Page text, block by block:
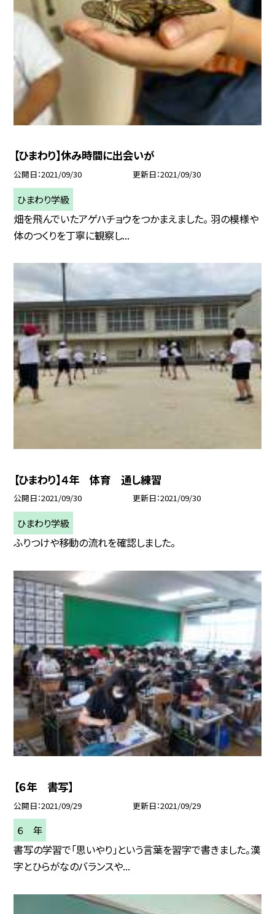
【ひまわり】休み時間に出会いが
公開日 2021/09/30 更新日 2021/09/30
ひまわり学級
畑を飛んでいたアゲハチョウをつかまえました。 羽の模様や
体のつくりを丁寧に観察し...
【ひまわり】４年 体育 通し練習
公開日 2021/09/30 更新日 2021/09/30
ひまわり学級
ふりつけや移動の流れを確認しました。
【６年 書写】
公開日 2021/09/29 更新日 2021/09/29
６ 年
書写の学習で「思いやり」という言葉を習字で書きました。漢
字とひらがなのバランスや...